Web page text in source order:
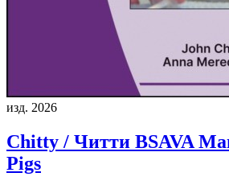
изд. 2026
Chitty / Читти BSAVA
Pigs